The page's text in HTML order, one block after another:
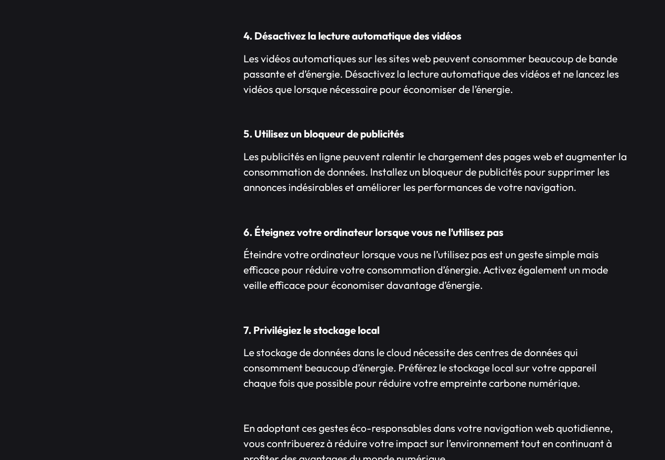
4. Désactivez la lecture automatique des vidéos
Les vidéos automatiques sur les sites web peuvent consommer beaucoup de bande
passante et d’énergie. Désactivez la lecture automatique des vidéos et ne lancez les
vidéos que lorsque nécessaire pour économiser de l’énergie.
5. Utilisez un bloqueur de publicités
Les publicités en ligne peuvent ralentir le chargement des pages web et augmenter la
consommation de données. Installez un bloqueur de publicités pour supprimer les
annonces indésirables et améliorer les performances de votre navigation.
6. Éteignez votre ordinateur lorsque vous ne l’utilisez pas
Éteindre votre ordinateur lorsque vous ne l’utilisez pas est un geste simple mais
efficace pour réduire votre consommation d’énergie. Activez également un mode
veille efficace pour économiser davantage d’énergie.
7. Privilégiez le stockage local
Le stockage de données dans le cloud nécessite des centres de données qui
consomment beaucoup d’énergie. Préférez le stockage local sur votre appareil
chaque fois que possible pour réduire votre empreinte carbone numérique.
En adoptant ces gestes éco-responsables dans votre navigation web quotidienne,
vous contribuerez à réduire votre impact sur l’environnement tout en continuant à